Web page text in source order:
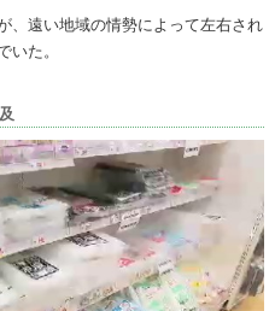
、遠い地域の情勢によって左右され
た。